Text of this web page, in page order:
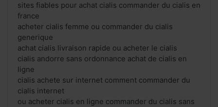
sites fiables pour achat cialis commander du cialis en
france
acheter cialis femme ou commander du cialis
generique
achat cialis livraison rapide ou acheter le cialis
cialis andorre sans ordonnance achat de cialis en
ligne
cialis achete sur internet comment commander du
cialis internet
ou acheter cialis en ligne commander du cialis sans